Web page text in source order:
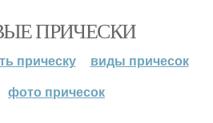
ПРИЧЕСКИ
прическу
виды причесок
фото причесок